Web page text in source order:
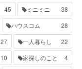
45 ミニミニ
38
ハウスコム
28
27 一人暮らし
22
10 家探しのこと
4